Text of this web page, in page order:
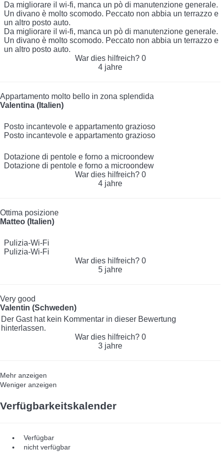
Da migliorare il wi-fi, manca un pò di manutenzione generale.
Un divano è molto scomodo. Peccato non abbia un terrazzo e
un altro posto auto.
Da migliorare il wi-fi, manca un pò di manutenzione generale.
Un divano è molto scomodo. Peccato non abbia un terrazzo e
un altro posto auto.
War dies hilfreich? 0
4 jahre
Appartamento molto bello in zona splendida
Valentina (Italien)
Posto incantevole e appartamento grazioso
Posto incantevole e appartamento grazioso
Dotazione di pentole e forno a microondew
Dotazione di pentole e forno a microondew
War dies hilfreich? 0
4 jahre
Ottima posizione
Matteo (Italien)
Pulizia-Wi-Fi
Pulizia-Wi-Fi
War dies hilfreich? 0
5 jahre
Very good
Valentin (Schweden)
Der Gast hat kein Kommentar in dieser Bewertung
hinterlassen.
War dies hilfreich? 0
3 jahre
Mehr anzeigen
Weniger anzeigen
Verfügbarkeitskalender
Verfügbar
nicht verfügbar